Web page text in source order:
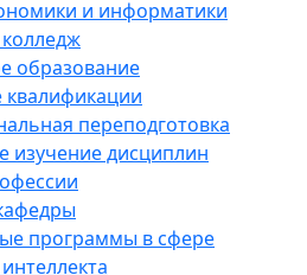
и информатики
образование
переподготовка
изучение дисциплин
программы в сфере